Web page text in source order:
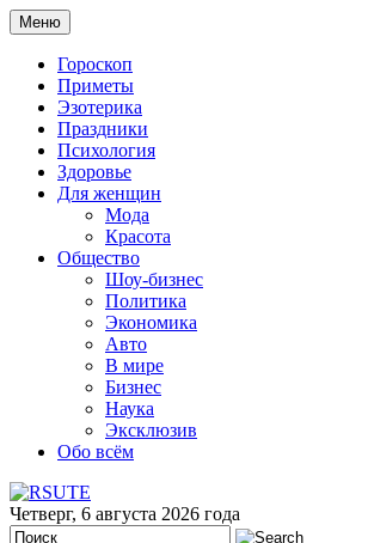
Меню
Гороскоп
Приметы
Эзотерика
Праздники
Психология
Здоровье
Для женщин
Мода
Красота
Общество
Шоу-бизнес
Политика
Экономика
Авто
В мире
Бизнес
Наука
Эксклюзив
Обо всём
Четверг, 6 августа 2026 года